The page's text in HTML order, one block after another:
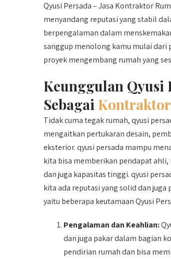
Qyusi Persada – Jasa Kontraktor
menyandang reputasi yang stabil
berpengalaman dalam
sanggup menolong kamu mulai dari
proyek mengembang rumah yang
Keunggulan Qyusi
Sebagai
Tidak cuma tegak rumah, qyusi
mengaitkan pertukaran desain,
eksterior. qyusi persada mampu
kita bisa memberikan pendapat
dan juga kapasitas tinggi. qyusi
kita ada reputasi yang solid dan juga
yaitu beberapa keutamaan Qyusi
Pengalaman dan Keahlian:
dan juga pakar dalam bagian
pendirian rumah dan bisa